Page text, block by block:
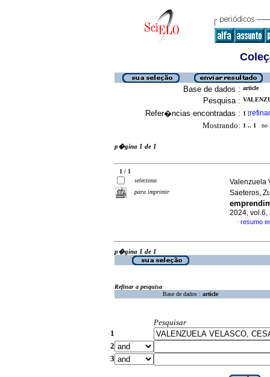
Base de dados : article
Pesquisa :
Refer�ncias encontradas : 1 [refinar
Mostrando: 1 .. 1 no
p�gina 1 de 1
1 / 1
seleciona
para imprimir
Valenzuela
Saeteros,
2024, vol.6,
· resumo
p�gina 1 de 1
Refinar a pesquisa
Base de dados : article
Pesquisar
1
2
3